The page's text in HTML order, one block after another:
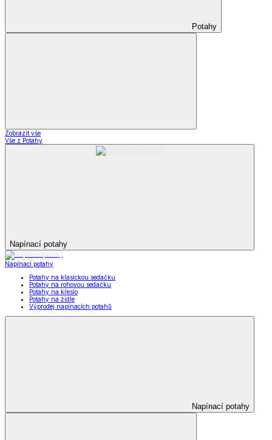
Potahy
Zobrazit vše
Vše z Potahy
Napínací potahy
Napínací potahy
Potahy na klasickou sedačku
Potahy na rohovou sedačku
Potahy na křeslo
Potahy na židle
Výprodej napínacích potahů
Napínací potahy